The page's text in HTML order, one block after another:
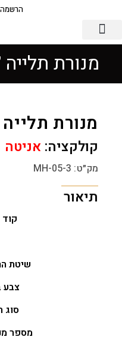
הרשמה
מנורת תלייה
מנורת תלייה
קולקציה: אניטה
מק״ט: MH-05-3
תיאור
שיטת
צבע
סוג
מספר